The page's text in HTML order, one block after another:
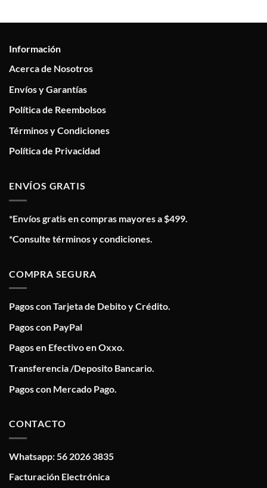
Información
Acerca de Nosotros
Envíos y Garantías
Política de Reembolsos
Términos y Condiciones
Política de Privacidad
ENVÍOS GRATIS
*Envíos gratis en compras mayores a $499.
*Consulte términos y condiciones.
COMPRA SEGURA
Pagos con Tarjeta de Debito y Crédito.
Pagos con PayPal
Pagos en Efectivo en Oxxo.
Transferencia /Deposito Bancario.
Pagos con Mercado Pago.
CONTACTO
Whatsapp: 56 2026 3835
Facturación Electrónica